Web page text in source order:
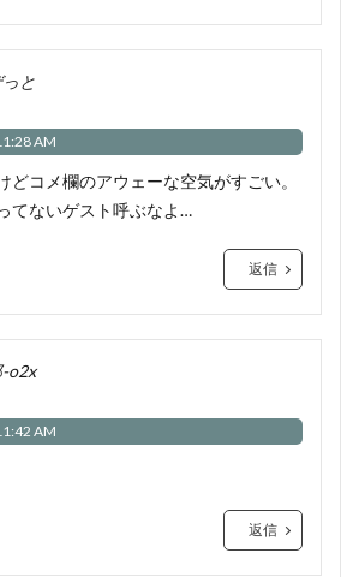
と
AM
どコメ欄のアウェーな空気がすごい。
てないゲスト呼ぶなよ…
返信
-o2x
AM
返信